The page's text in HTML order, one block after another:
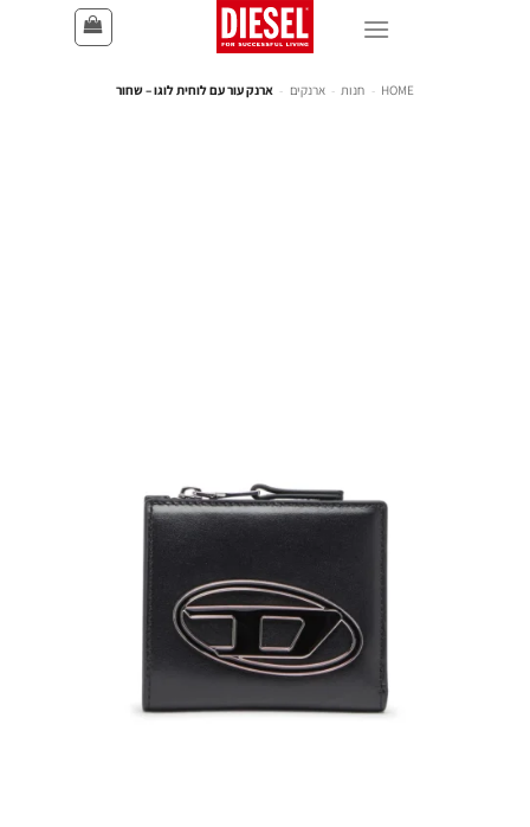
HOME
- חנות - ארנקים - ארנק עור עם לוחית לוגו – שחור